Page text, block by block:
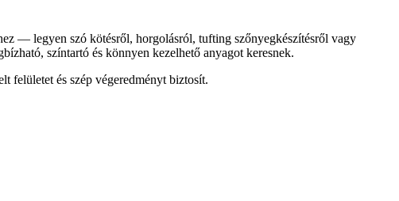
— legyen szó kötésről, horgolásról, tufting szőnyegkészítésről vagy
színtartó és könnyen kezelhető anyagot keresnek.
felületet és szép végeredményt biztosít.